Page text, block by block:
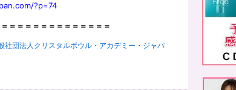
?p=74
＝＝＝＝＝＝＝＝＝＝＝＝＝
社団法人クリスタルボウル・アカデミー・ジャパ